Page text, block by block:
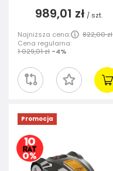
989,01 zł / szt.
Najniższa cena:
822,00 zł
Cena regularna:
1 029,01 zł -4%
Promocja